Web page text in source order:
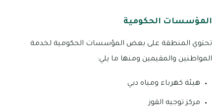
المؤسسات الحكومية
تحتوي المنطقة على بعض المؤسسات الحكومية لخدمة
المواطنين والمقيمين ومنها ما يلي:
هيئة كهرباء ومياه دبي
مركز توجيه القوز